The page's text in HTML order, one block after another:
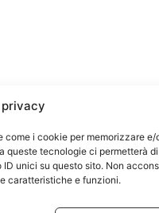
come i cookie per memorizzare e/
queste tecnologie ci permetterà di
unici su questo sito. Non
caratteristiche e funzioni.